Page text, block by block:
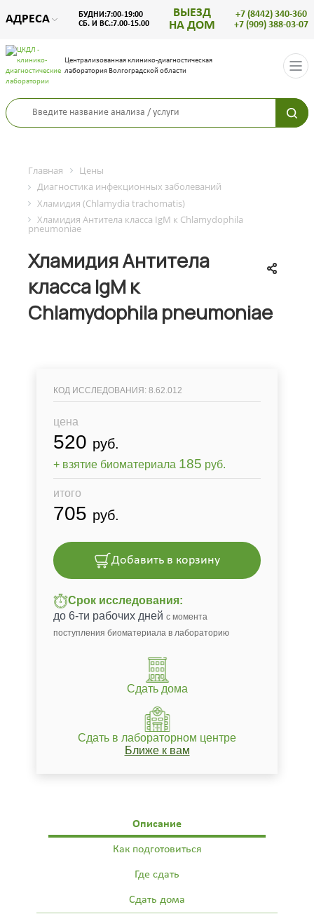
АДРЕСА
БУДНИ:7:00-19:00
СБ. И ВС.:7.00-15.00
ВЫЕЗД
НА ДОМ
+7 (8442) 340-360
+7 (909) 388-03-07
Централизованная клинико-диагностическая
лаборатория Волгоградской области
Главная
Цены
Диагностика инфекционных заболеваний
Хламидия (Chlamydia trachomatis)
Хламидия Aнтитела класса IgM к Chlamydophila
pneumoniae
Хламидия Aнтитела
класса IgM к
Chlamydophila pneumoniae
КОД ИССЛЕДОВАНИЯ: 8.62.012
цена
520 руб.
+ взятие биоматериала 185 руб.
итого
705 руб.
Добавить в корзину
Срок исследования:
до 6-ти рабочих дней с момента
поступления биоматериала в лабораторию
Сдать дома
Сдать в лабораторном центре
Ближе к вам
Описание
Как подготовиться
Где сдать
Сдать дома